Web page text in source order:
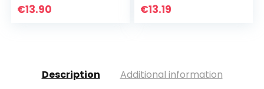
kookgerei op
€13.90
surpresso serie en
€13.19
Description Additional information